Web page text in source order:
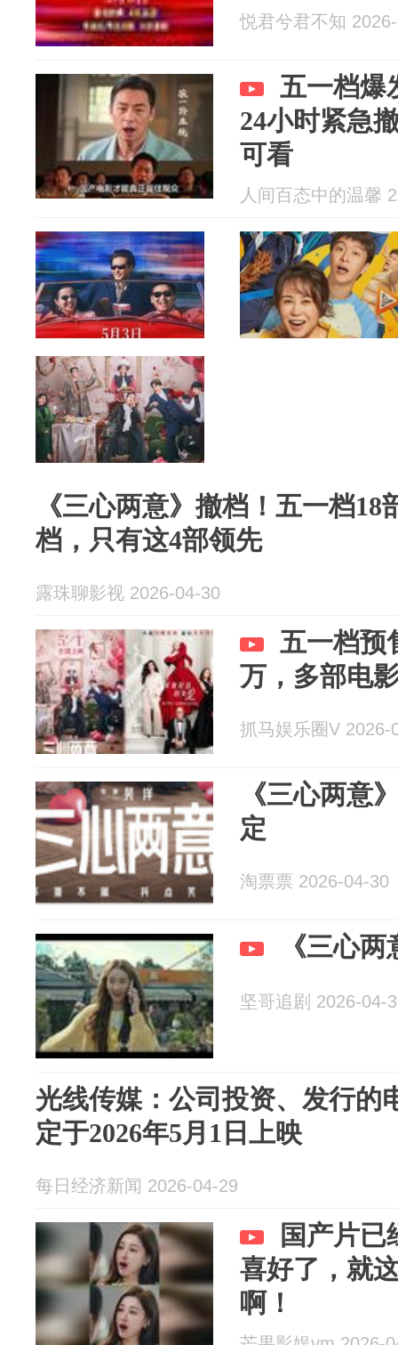
悦君兮君不知
五一档爆
24小时紧急
可看
人间百态中的温馨
《三心两意》撤档！五一档18
档，只有这4部领先
露珠聊影视 2026-04-30
五一档预
万，多部电
抓马娱乐圈V 2026-
《三心两意
定
淘票票 2026-04-30
《三心两
坚哥追剧 2026-04-
光线传媒：公司投资、发行的
定于2026年5月1日上映
每日经济新闻 2026-04-29
国产片已
喜好了，就
啊！